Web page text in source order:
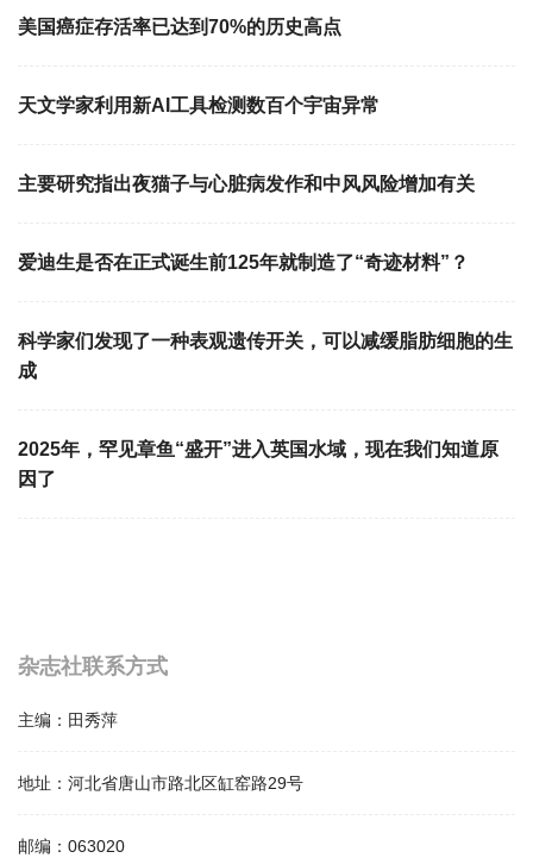
美国癌症存活率已达到70%的历史高点
天文学家利用新AI工具检测数百个宇宙异常
主要研究指出夜猫子与心脏病发作和中风风险增加有关
爱迪生是否在正式诞生前125年就制造了“奇迹材料”？
科学家们发现了一种表观遗传开关，可以减缓脂肪细胞的生
成
2025年，罕见章鱼“盛开”进入英国水域，现在我们知道原
因了
杂志社联系方式
主编： 田秀萍
地址： 河北省唐山市路北区缸窑路29号
邮编： 063020